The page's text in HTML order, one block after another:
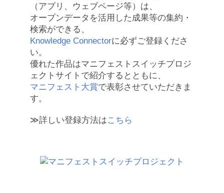
（アプリ、ウェブページ等）は、
オープンデータを活用した成果等の集約・
検索ができる、
Knowledge Connectorに必ずご登録くださ
い。
優れた作品はマニフェストスイッチプロジ
ェクトサイトで紹介するとともに、
マニフェスト大賞で表彰させていただきま
す。
≫詳しい登録方法はこちら